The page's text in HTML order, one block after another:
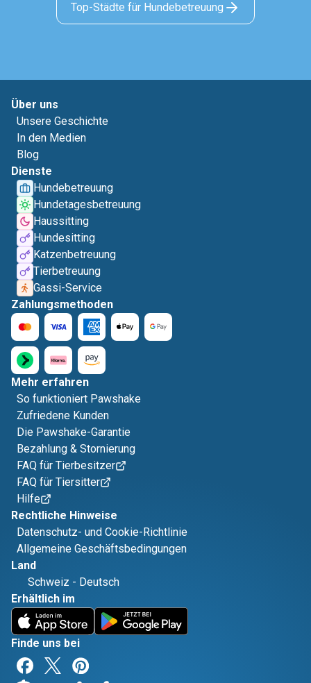
Top-Städte für Hundebetreuung
Über uns
Unsere Geschichte
In den Medien
Blog
Dienste
Hundebetreuung
Hundetagesbetreuung
Haussitting
Hundesitting
Katzenbetreuung
Tierbetreuung
Gassi-Service
Zahlungsmethoden
Mehr erfahren
So funktioniert Pawshake
Zufriedene Kunden
Die Pawshake-Garantie
Bezahlung & Stornierung
FAQ für Tierbesitzer
FAQ für Tiersitter
Hilfe
Rechtliche Hinweise
Datenschutz- und Cookie-Richtlinie
Allgemeine Geschäftsbedingungen
Land
Schweiz - Deutsch
Erhältlich im
Finde uns bei